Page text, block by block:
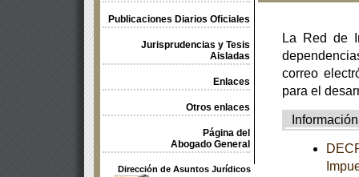
Publicaciones Diarios Oficiales
Jurisprudencias y Tesis
Aisladas
Enlaces
Otros enlaces
Página del
Abogado General
Dirección de Asuntos Jurídicos
La Red de
correo
para el
Información